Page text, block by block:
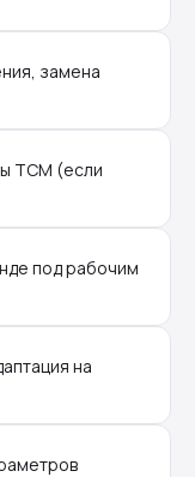
замена
TCM (если
под рабочим
на